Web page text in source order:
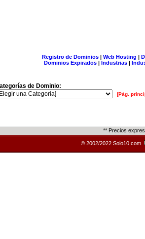
Registro de Dominios| Web Hosting |
Dominios Expirados | Industrias |
de Dominio:
[Pág.
** Precios
© 2002/2022 Solo10.com